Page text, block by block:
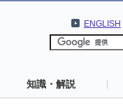
ENGLISH
知識・解説